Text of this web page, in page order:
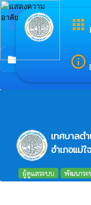
apps
info_outline
arrow_back_ios กลับเมนูหลัก
folderการประเมินจริยธ
เทศบาลต
อำเภอแม่
ผู้ดูแลระบบ พัฒนาระ